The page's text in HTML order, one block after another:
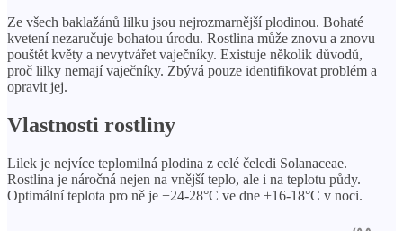
Ze všech baklažánů lilku jsou nejrozmarnější plodinou. Bohaté
kvetení nezaručuje bohatou úrodu. Rostlina může znovu a znovu
pouštět květy a nevytvářet vaječníky. Existuje několik důvodů,
proč lilky nemají vaječníky. Zbývá pouze identifikovat problém a
opravit jej.
Vlastnosti rostliny
Lilek je nejvíce teplomilná plodina z celé čeledi Solanaceae.
Rostlina je náročná nejen na vnější teplo, ale i na teplotu půdy.
Optimální teplota pro ně je +24-28°C ve dne +16-18°C v noci.